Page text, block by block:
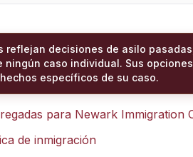
reflejan decisiones de asilo
ningún caso individual. Sus opciones
específicos de su caso.
para Newark Immigration
de inmigración